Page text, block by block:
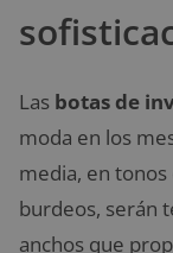
Las botas de
moda en los
media, en
burdeos, serán
anchos que